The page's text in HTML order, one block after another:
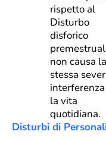
rispetto al
Disturbo
disforico
non causa la
stessa
la vita
quotidiana.
Disturbi di